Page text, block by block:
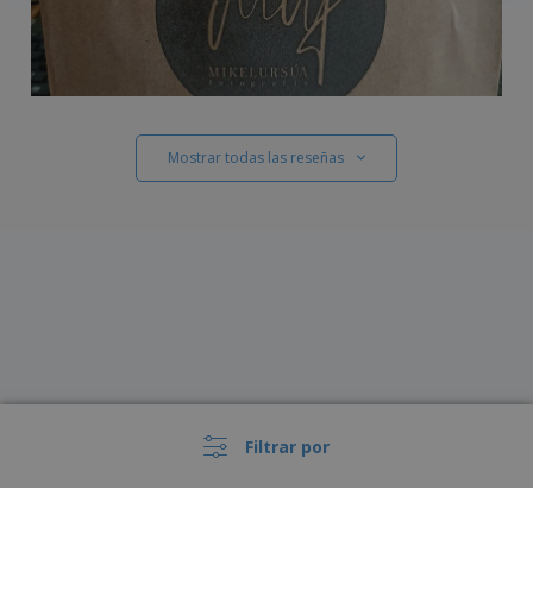
Filtrar por
Mostrar todas las reseñas